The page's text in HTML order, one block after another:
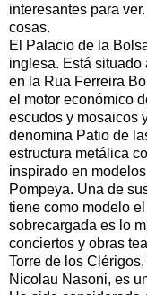
interesantes para
cosas.
El Palacio de la
inglesa. Está
en la Rua Ferreira
el motor económico
escudos y mosaicos
denomina Patio de
estructura metálica
inspirado en
Pompeya. Una de
tiene como modelo
sobrecargada es lo
conciertos y obras
Torre de los
Nicolau Nasoni, es